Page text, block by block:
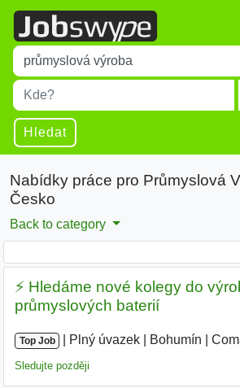
Title
Type 1 or more characters for results.
Místo
Type 1 or more characters for results.
Hledat
Nabídky práce pro Průmyslová
Česko
Back to category
⚡ Hledáme nové kolegy do
průmyslových baterií
Top Job Plný úvazek Bohumín
Sledujte později